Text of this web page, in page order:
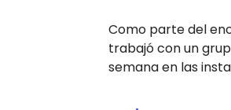
Como parte del
trabajó con un
semana en las